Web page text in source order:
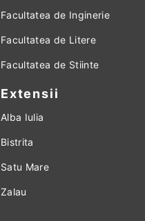
Facultatea de Inginerie
Facultatea de Litere
Facultatea de Stiinte
Extensii
Alba Iulia
Bistrita
Satu Mare
Zalau